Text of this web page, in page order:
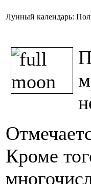
Лунный календарь:
Кроме